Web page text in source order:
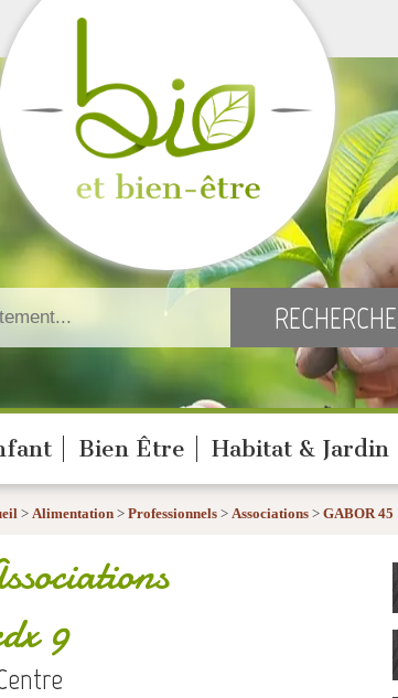
Bien Être Habitat & Jardin
> Alimentation > Professionnels > Associations > GABOR 45
9